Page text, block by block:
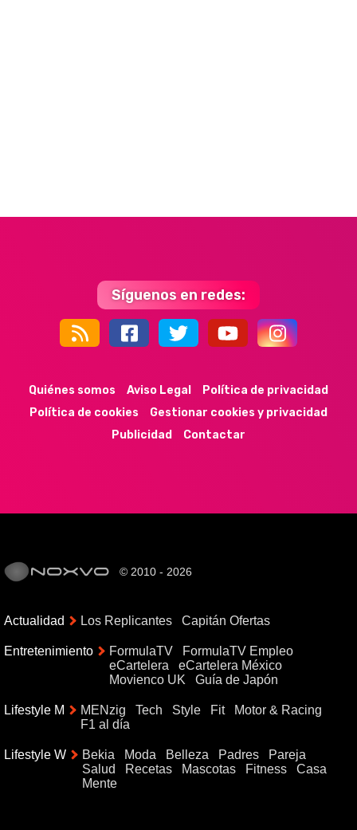
Síguenos en redes:
44k 9k 35k 352
Quiénes somos Aviso Legal
Política de privacidad
Política de cookies
Gestionar cookies y privacidad
Publicidad
Contactar
© 2010 - 2026
Actualidad Los Replicantes Capitán Ofertas
Entretenimiento FormulaTV
FormulaTV Empleo
eCartelera
eCartelera México
Movienco UK
Guía de Japón
Lifestyle M MENzig Tech Style Fit
Motor & Racing
F1 al día
Lifestyle W Bekia Moda Belleza Padres
Pareja
Salud
Recetas Mascotas Fitness
Casa
Mente